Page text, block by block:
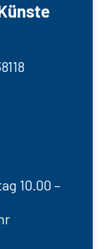
10.00 –